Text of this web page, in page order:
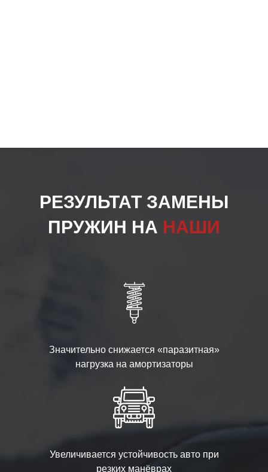
РЕЗУЛЬТАТ ЗАМЕНЫ
ПРУЖИН НА НАШИ
Значительно снижается «паразитная»
нагрузка на амортизаторы
Увеличивается устойчивость авто при
резких манёврах